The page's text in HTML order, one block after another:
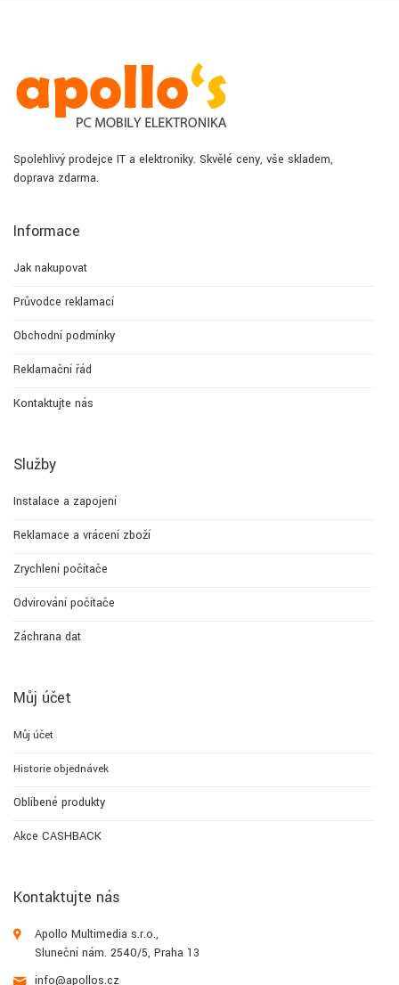
Spolehlivý prodejce IT a elektroniky. Skvělé ceny, vše skladem,
doprava zdarma.
Informace
Jak nakupovat
Průvodce reklamací
Obchodní podmínky
Reklamační řád
Kontaktujte nás
Služby
Instalace a zapojení
Reklamace a vrácení zboží
Zrychlení počítače
Odvirování počítače
Záchrana dat
Můj účet
Můj účet
Historie objednávek
Oblíbené produkty
Akce CASHBACK
Kontaktujte nás
Apollo Multimedia s.r.o.,
Sluneční nám. 2540/5, Praha 13
info@apollos.cz